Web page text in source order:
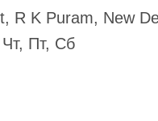
R K Puram, New
Пт, Сб